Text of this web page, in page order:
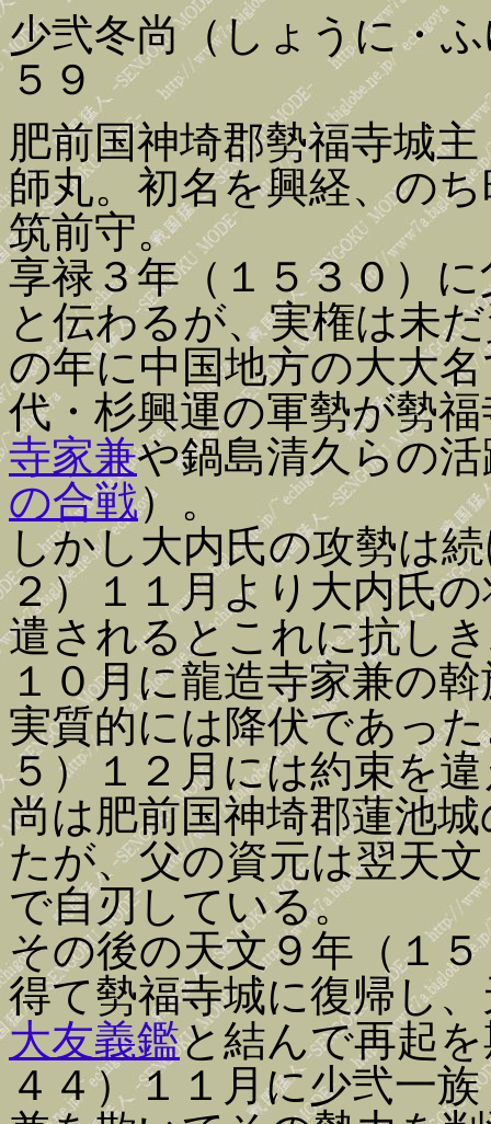
少弐冬尚（しょうに・
５９
肥前国神埼郡勢福寺城主
師丸。初名を興経、の
筑前守。
享禄３年（１５３０）
と伝わるが、実権は未
の年に中国地方の大大
代・杉興運の軍勢が勢
寺家兼や鍋島清久らの
の合戦）。
しかし大内氏の攻勢は
２）１１月より大内氏
遣されるとこれに抗し
１０月に龍造寺家兼の
実質的には降伏であっ
５）１２月には約束を
尚は肥前国神埼郡蓮池
たが、父の資元は翌天
で自刃している。
その後の天文９年（１
得て勢福寺城に復帰し
大友義鑑と結んで再起
４４）１１月に少弐一